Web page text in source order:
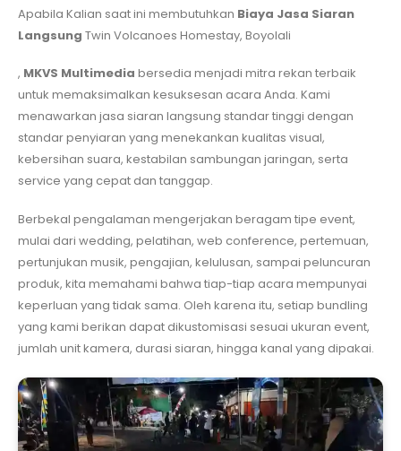
Apabila Kalian saat ini membutuhkan Biaya Jasa Siaran
Langsung Twin Volcanoes Homestay, Boyolali
, MKVS Multimedia bersedia menjadi mitra rekan terbaik
untuk memaksimalkan kesuksesan acara Anda. Kami
menawarkan jasa siaran langsung standar tinggi dengan
standar penyiaran yang menekankan kualitas visual,
kebersihan suara, kestabilan sambungan jaringan, serta
service yang cepat dan tanggap.
Berbekal pengalaman mengerjakan beragam tipe event,
mulai dari wedding, pelatihan, web conference, pertemuan,
pertunjukan musik, pengajian, kelulusan, sampai peluncuran
produk, kita memahami bahwa tiap-tiap acara mempunyai
keperluan yang tidak sama. Oleh karena itu, setiap bundling
yang kami berikan dapat dikustomisasi sesuai ukuran event,
jumlah unit kamera, durasi siaran, hingga kanal yang dipakai.